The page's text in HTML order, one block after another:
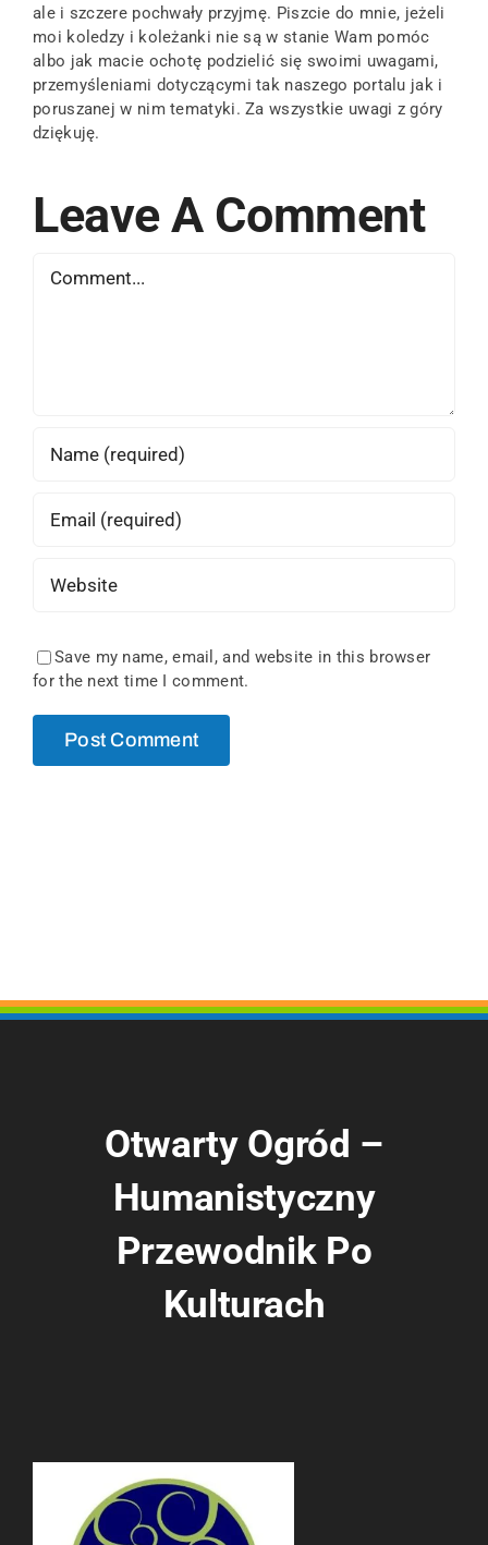
ale i szczere pochwały przyjmę. Piszcie do mnie, jeżeli
moi koledzy i koleżanki nie są w stanie Wam pomóc
albo jak macie ochotę podzielić się swoimi uwagami,
przemyśleniami dotyczącymi tak naszego portalu jak i
poruszanej w nim tematyki. Za wszystkie uwagi z góry
dziękuję.
Leave A Comment
Save my name, email, and website in this browser
for the next time I comment.
Otwarty Ogród –
Humanistyczny
Przewodnik Po
Kulturach